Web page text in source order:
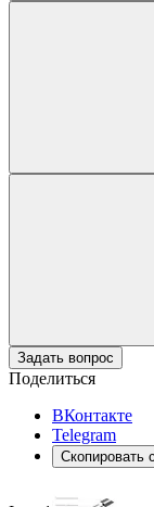
Задать вопрос
Поделиться
ВКонтакте
Telegram
Скопировать